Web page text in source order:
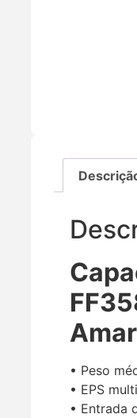
• Peso
• EPS
• Entrada